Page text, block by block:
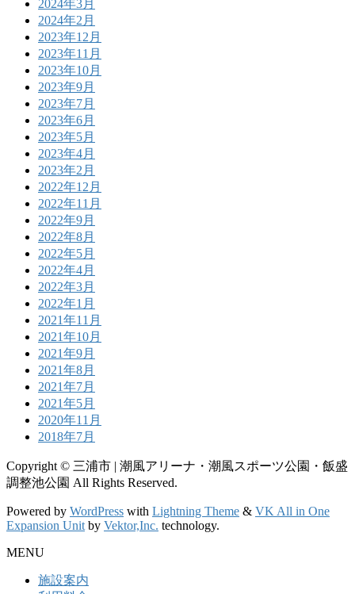
2024年3月
2024年2月
2023年12月
2023年11月
2023年10月
2023年9月
2023年7月
2023年6月
2023年5月
2023年4月
2023年2月
2022年12月
2022年11月
2022年9月
2022年8月
2022年5月
2022年4月
2022年3月
2022年1月
2021年11月
2021年10月
2021年9月
2021年8月
2021年7月
2021年5月
2020年11月
2018年7月
Copyright © 三浦市 | 潮風アリーナ・潮風スポーツ公園・飯盛
調整池公園 All Rights Reserved.
Powered by WordPress with Lightning Theme & VK All in One
Expansion Unit by Vektor,Inc. technology.
MENU
施設案内